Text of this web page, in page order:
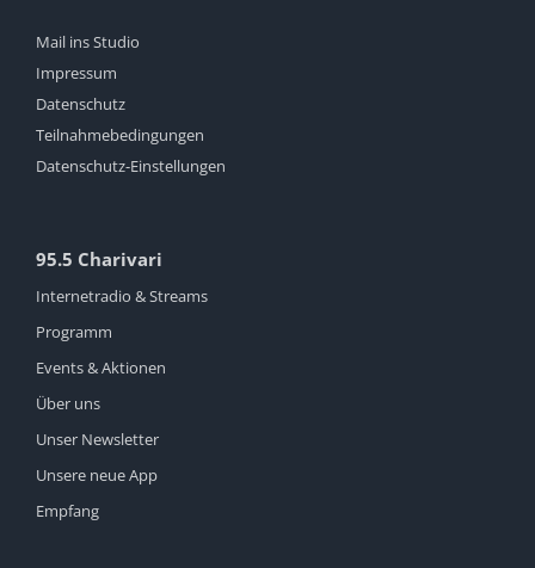
Mail ins Studio
Impressum
Datenschutz
Teilnahmebedingungen
Datenschutz-Einstellungen
95.5 Charivari
Internetradio & Streams
Programm
Events & Aktionen
Über uns
Unser Newsletter
Unsere neue App
Empfang